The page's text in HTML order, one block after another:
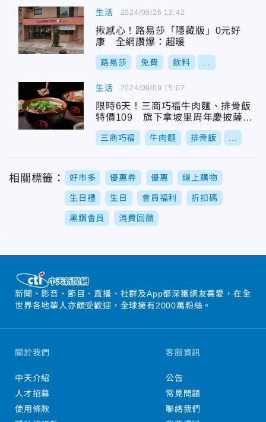
生活
揪感心！路易莎「隱藏版」0元好
康 全網讚爆：超暖
路易莎 免費 飲料
2024/09/26 12:42
生活
限時6天！三商巧福牛肉麵、排骨飯
特價109 旗下拿坡里周年慶披薩、
炸雞199別錯過
三商巧福 牛肉麵 排骨飯
2024/09/09 15:07
相關標籤： 好市多 優惠券 優惠 線上購物
生日禮 生日 會員福利 折扣碼
黑鑽會員 消費回饋
新聞、影音、節目、直播、社群及App都深獲網友喜愛，在全
世界各地華人亦頗受歡迎，全球擁有2000萬粉絲。
關於我們
中天介紹
人才招募
使用條款
客服資訊
公告
常見問題
聯絡我們